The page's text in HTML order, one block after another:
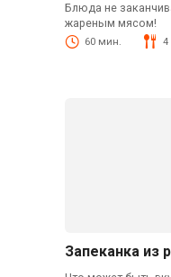
Блюда не
жареным мясом!
60 мин. 4
Запеканка из